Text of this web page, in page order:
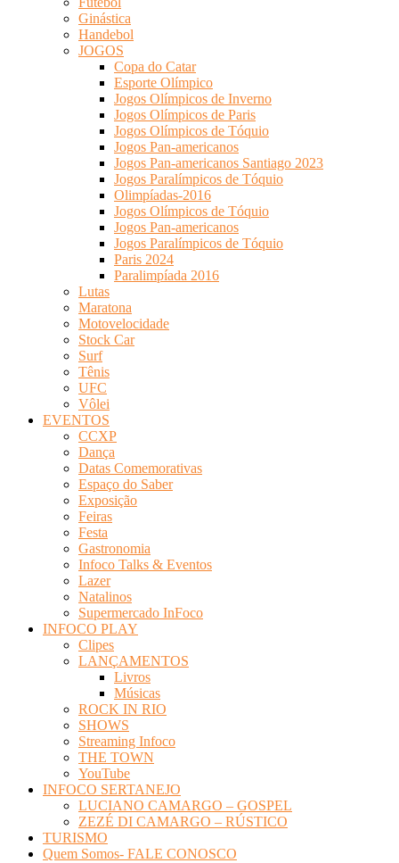
Ginástica
Handebol
JOGOS
Copa do Catar
Esporte Olímpico
Jogos Olímpicos de Inverno
Jogos Olímpicos de Paris
Jogos Olímpicos de Tóquio
Jogos Pan-americanos
Jogos Pan-americanos Santiago 2023
Jogos Paralímpicos de Tóquio
Olimpíadas-2016
Jogos Olímpicos de Tóquio
Jogos Pan-americanos
Jogos Paralímpicos de Tóquio
Paris 2024
Paralimpíada 2016
Lutas
Maratona
Motovelocidade
Stock Car
Surf
Tênis
UFC
Vôlei
EVENTOS
CCXP
Dança
Datas Comemorativas
Espaço do Saber
Exposição
Feiras
Festa
Gastronomia
Infoco Talks & Eventos
Lazer
Natalinos
Supermercado InFoco
INFOCO PLAY
Clipes
LANÇAMENTOS
Livros
Músicas
ROCK IN RIO
SHOWS
Streaming Infoco
THE TOWN
YouTube
INFOCO SERTANEJO
LUCIANO CAMARGO – GOSPEL
ZEZÉ DI CAMARGO – RÚSTICO
TURISMO
Quem Somos- FALE CONOSCO